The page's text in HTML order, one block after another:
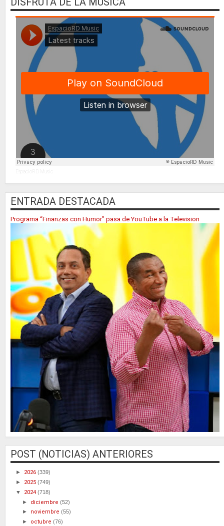
DISFRUTA DE LA MUSICA
EspacioRD Music
ENTRADA DESTACADA
Programa “Finanzas con Humor” pasa de YouTube a la Television
POST (NOTICIAS) ANTERIORES
► 2026 (339)
► 2025 (749)
▼ 2024 (718)
► diciembre(52)
► noviembre(55)
► octubre(76)